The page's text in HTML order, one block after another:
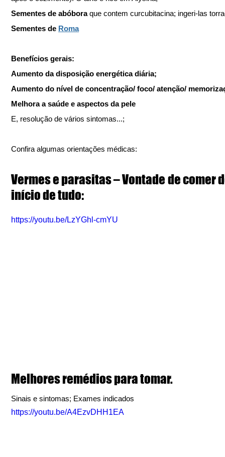
Sementes de abóbora que contem curcubitacina; ingeri-las
Sementes de Roma
Benefícios gerais:
Aumento da disposição energética diária;
Aumento do nível de concentração/ foco/ atenção/
Melhora a saúde e aspectos da pele
E, resolução de vários sintomas...;
Confira algumas orientações médicas:
Vermes e parasitas – Vontade de comer
início de tudo:
https://youtu.be/LzYGhl-cmYU
Melhores remédios para tomar.
Sinais e sintomas; Exames indicados
https://youtu.be/A4EzvDHH1EA